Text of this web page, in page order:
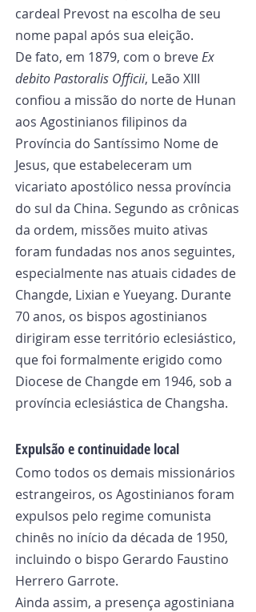
cardeal Prevost na escolha de seu
nome papal após sua eleição.
De fato, em 1879, com o breve Ex
debito Pastoralis Officii, Leão XIII
confiou a missão do norte de Hunan
aos Agostinianos filipinos da
Província do Santíssimo Nome de
Jesus, que estabeleceram um
vicariato apostólico nessa província
do sul da China. Segundo as crônicas
da ordem, missões muito ativas
foram fundadas nos anos seguintes,
especialmente nas atuais cidades de
Changde, Lixian e Yueyang. Durante
70 anos, os bispos agostinianos
dirigiram esse território eclesiástico,
que foi formalmente erigido como
Diocese de Changde em 1946, sob a
província eclesiástica de Changsha.
Expulsão e continuidade local
Como todos os demais missionários
estrangeiros, os Agostinianos foram
expulsos pelo regime comunista
chinês no início da década de 1950,
incluindo o bispo Gerardo Faustino
Herrero Garrote.
Ainda assim, a presença agostiniana